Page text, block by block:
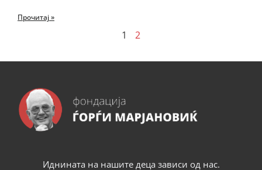
Прочитај »
1 2
Иднината на нашите деца зависи од нас.